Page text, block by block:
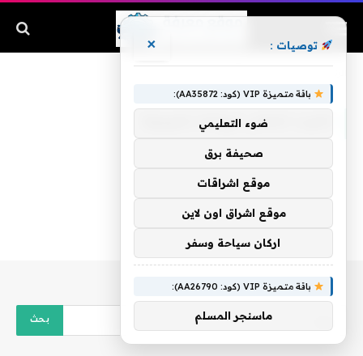
التردد الحالى لروتانا خليجية
توصيات : ×
باقة متميزة VIP (كود: AA35872):
ضوء التعليمي
صحيفة برق
موقع اشراقات
موقع اشراق اون لاين
اركان سياحة وسفر
باقة متميزة VIP (كود: AA26790):
ماسنجر المسلم